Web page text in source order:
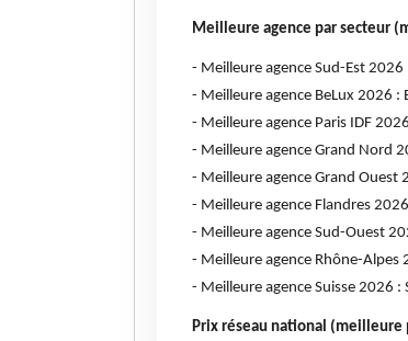
Meilleure agence par secteur
- Meilleure agence Sud-Est 2026 :
- Meilleure agence BeLux 2026 :
- Meilleure agence Paris IDF 2026
- Meilleure agence Grand Nord
- Meilleure agence Grand Ouest
- Meilleure agence Flandres
- Meilleure agence Sud-Ouest
- Meilleure agence Rhône-Alpes
- Meilleure agence Suisse 2026 :
Prix réseau national (meilleure